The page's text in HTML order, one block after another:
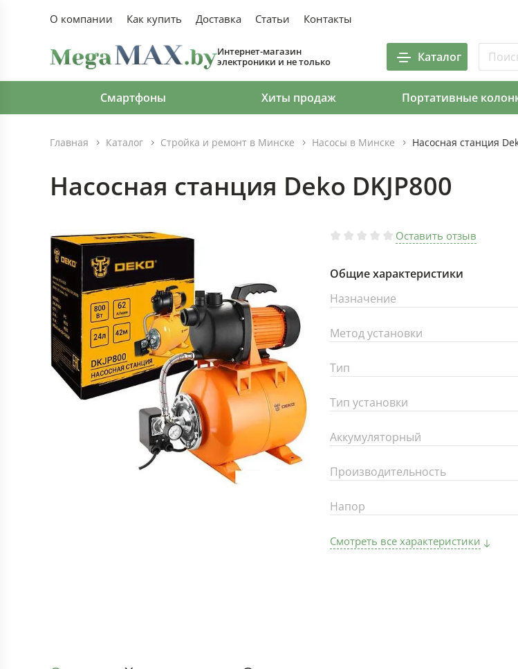
О компании Как купить Доставка Статьи Контакты
Интернет-магазин
электроники и не только
Каталог
Смартфоны Хиты продаж Портативные
Главная Каталог Стройка и ремонт в Минске Насосы в Минске Насосная станция
Насосная станция Deko DKJP800
Оставить отзыв
Общие характеристики
Назначение
Метод установки
Тип
Тип установки
Аккумуляторный
Производительность
Напор
Смотреть все характеристики